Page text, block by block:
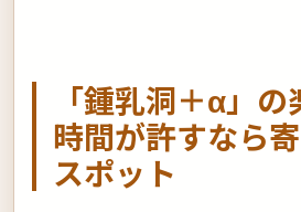
「鍾乳洞＋α」の
時間が許すなら
スポット